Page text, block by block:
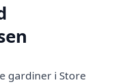
gardiner i Store